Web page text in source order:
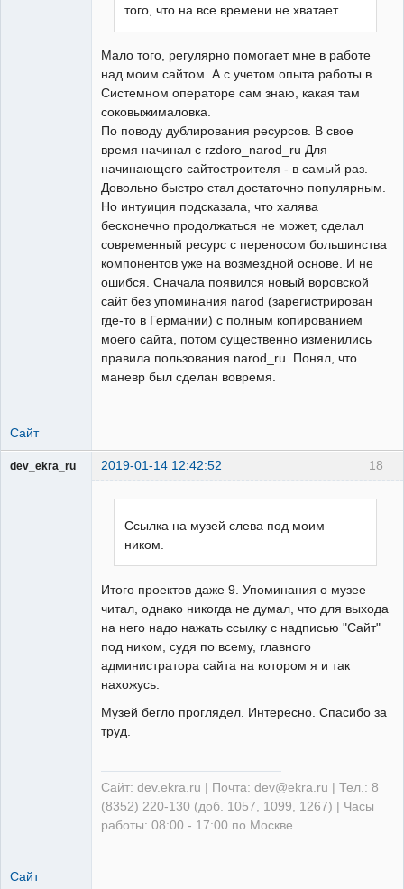
того, что на все времени не хватает.
Мало того, регулярно помогает мне в работе
над моим сайтом. А с учетом опыта работы в
Системном операторе сам знаю, какая там
соковыжималовка.
По поводу дублирования ресурсов. В свое
время начинал с rzdoro_narod_ru Для
начинающего сайтостроителя - в самый раз.
Довольно быстро стал достаточно популярным.
Но интуиция подсказала, что халява
бесконечно продолжаться не может, сделал
современный ресурс с переносом большинства
компонентов уже на возмездной основе. И не
ошибся. Сначала появился новый воровской
сайт без упоминания narod (зарегистрирован
где-то в Германии) с полным копированием
моего сайта, потом существенно изменились
правила пользования narod_ru. Понял, что
маневр был сделан вовремя.
Сайт
18
dev_ekra_ru 2019-01-14 12:42:52
Ссылка на музей слева под моим
ником.
Итого проектов даже 9. Упоминания о музее
читал, однако никогда не думал, что для выхода
на него надо нажать ссылку с надписью "Сайт"
под ником, судя по всему, главного
администратора сайта на котором я и так
нахожусь.
Музей бегло проглядел. Интересно. Спасибо за
труд.
Сайт: dev.ekra.ru | Почта: dev@ekra.ru | Тел.: 8
(8352) 220-130 (доб. 1057, 1099, 1267) | Часы
работы: 08:00 - 17:00 по Москве
Сайт